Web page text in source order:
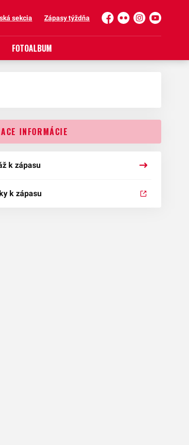
sekcia Zápasy týždňa
Facebook
FlickrInstagramYouTube
FOTOALBUM
INFORMÁCIE
k zápasu
k zápasu